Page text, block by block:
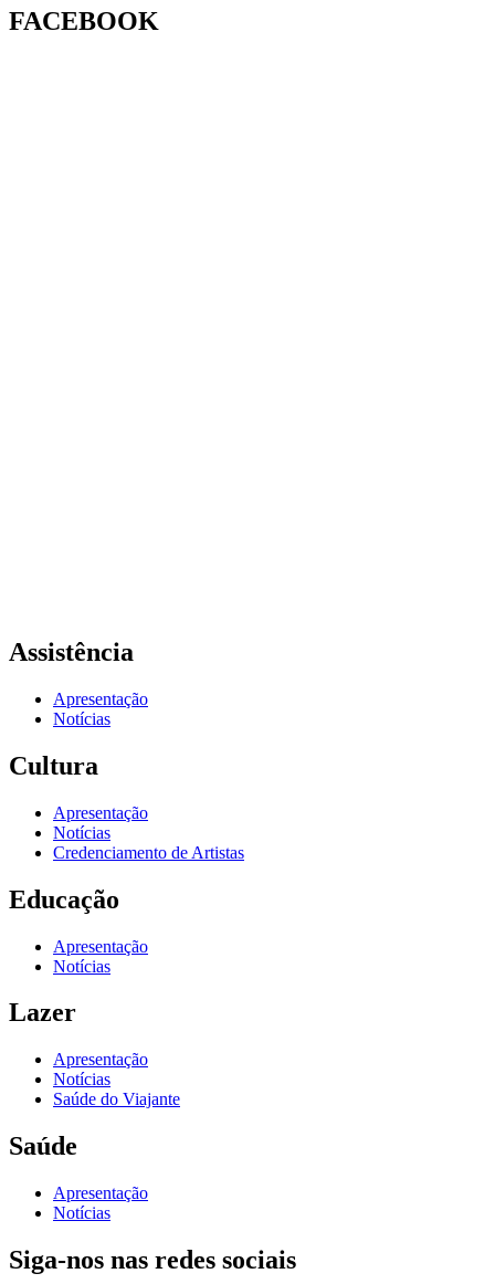
FACEBOOK
Assistência
Apresentação
Notícias
Cultura
Apresentação
Notícias
Credenciamento de Artistas
Educação
Apresentação
Notícias
Lazer
Apresentação
Notícias
Saúde do Viajante
Saúde
Apresentação
Notícias
Siga-nos nas redes sociais